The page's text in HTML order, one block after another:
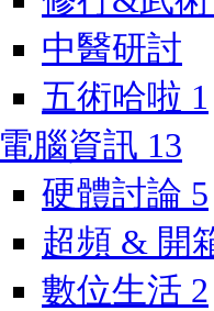
中醫研討
五術哈啦 1
電腦資訊 13
硬體討論 5
超頻 & 開
數位生活 2